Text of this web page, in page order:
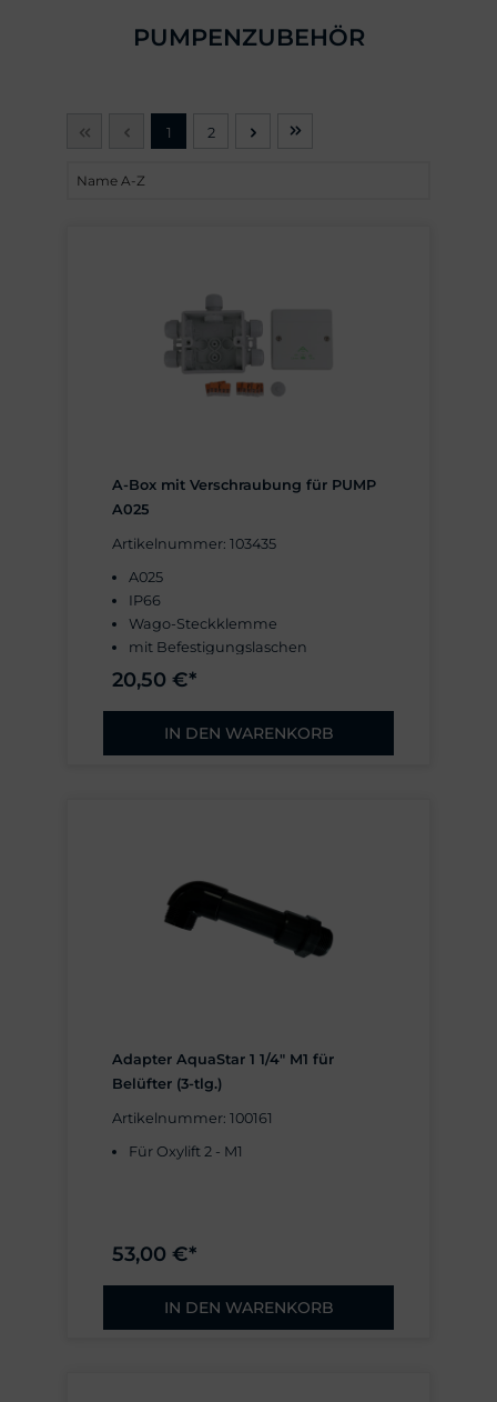
PUMPENZUBEHÖR
1 2
A-Box mit Verschraubung für PUMP
A025
Artikelnummer: 103435
A025
IP66
Wago-Steckklemme
mit Befestigungslaschen
inklusive 5× Kabelverschraubung
M20
20,50 €*
IN DEN WARENKORB
Adapter AquaStar 1 1/4" M1 für
Belüfter (3-tlg.)
Artikelnummer: 100161
Für Oxylift 2 - M1
53,00 €*
IN DEN WARENKORB